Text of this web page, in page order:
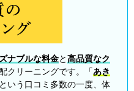
ナブルな料金と高品質なク
クリーニングです。「あき
という口コミ多数の一度、体